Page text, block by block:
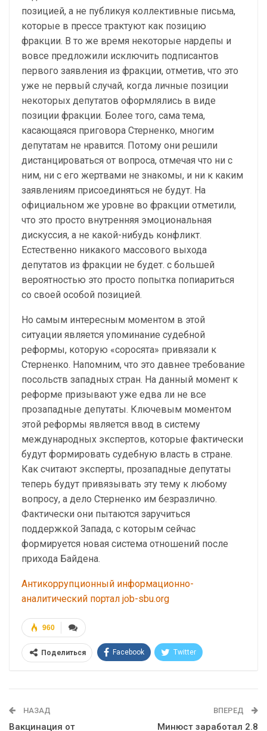
позицией, а не публикуя коллективные письма,
которые в прессе трактуют как позицию
фракции. В то же время некоторые нардепы и
вовсе предложили исключить подписантов
первого заявления из фракции, отметив, что это
уже не первый случай, когда личные позиции
некоторых депутатов оформлялись в виде
позиции фракции. Более того, сама тема,
касающаяся приговора Стерненко, многим
депутатам не нравится. Потому они решили
дистанцироваться от вопроса, отмечая что ни с
ним, ни с его жертвами не знакомы, и ни к каким
заявлениям присоединяться не будут. На
официальном же уровне во фракции отметили,
что это просто внутренняя эмоциональная
дискуссия, а не какой-нибудь конфликт.
Естественно никакого массового выхода
депутатов из фракции не будет. с большей
вероятностью это просто попытка попиариться
со своей особой позицией.
Но самым интересным моментом в этой
ситуации является упоминание судебной
реформы, которую «соросята» привязали к
Стерненко. Напомним, что это давнее требование
посольств западных стран. На данный момент к
реформе призывают уже едва ли не все
прозападные депутаты. Ключевым моментом
этой реформы является ввод в систему
международных экспертов, которые фактически
будут формировать судебную власть в стране.
Как считают эксперты, прозападные депутаты
теперь будут привязывать эту тему к любому
вопросу, а дело Стерненко им безразлично.
Фактически они пытаются заручиться
поддержкой Запада, с которым сейчас
формируется новая система отношений после
прихода Байдена.
Антикоррупционный информационно-
аналитический портал job-sbu.org
960
Поделиться Facebook Twitter
НАЗАД
Вакцинация от
ВПЕРЕД
Минюст заработал 2.8